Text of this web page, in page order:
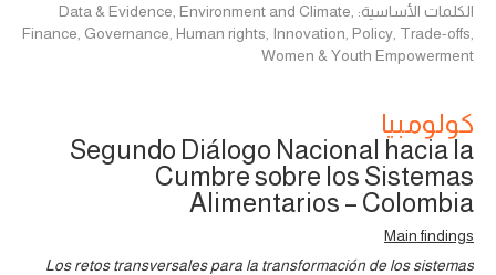
الكلمات الأساسية: Data & Evidence, Environment and Climate,
Finance, Governance, Human rights, Innovation, Policy, Trade-offs,
Women & Youth Empowerment
كولومبيا
Segundo Diálogo Nacional hacia la
Cumbre sobre los Sistemas
Alimentarios – Colombia
Main findings
Los retos transversales para la transformación de los sistemas